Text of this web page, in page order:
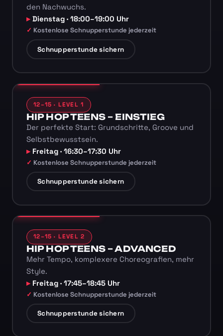
den Nachwuchs.
Dienstag · 18:00–19:00 Uhr
Kostenlose Schnupperstunde jederzeit
Schnupperstunde sichern
12–15 · LEVEL 1
HIP HOP TEENS – EINSTIEG
Der perfekte Start: Grundschritte, Groove und
Selbstbewusstsein.
Freitag · 16:30–17:30 Uhr
Kostenlose Schnupperstunde jederzeit
Schnupperstunde sichern
12–15 · LEVEL 2
HIP HOP TEENS – ADVANCED
Mehr Tempo, komplexere Choreografien, mehr
Style.
Freitag · 17:45–18:45 Uhr
Kostenlose Schnupperstunde jederzeit
Schnupperstunde sichern